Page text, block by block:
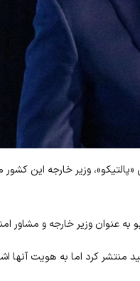
عنوان وزیر خارجه و مشاور
منتشر کرد اما به هویت آنها